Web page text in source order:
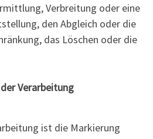
Verbreitung oder eine
den Abgleich oder die
das Löschen oder die
Verarbeitung
ist die Markierung